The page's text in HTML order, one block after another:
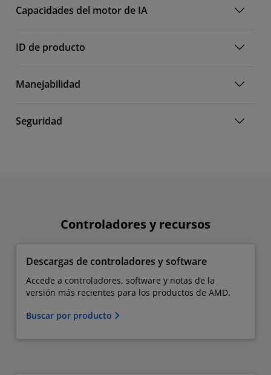
Capacidades del motor de IA
ID de producto
Manejabilidad
Seguridad
Controladores y recursos
Descargas de controladores y software
Accede a controladores, software y notas de la
versión más recientes para los productos de AMD.
Buscar por producto